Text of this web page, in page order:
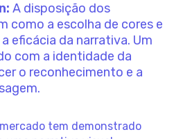
A disposição dos
como a escolha de cores e
eficácia da narrativa. Um
com a identidade da
o reconhecimento e a
tem demonstrado